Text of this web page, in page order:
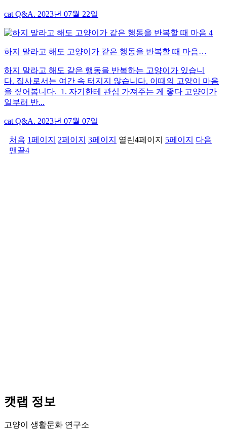
cat Q&A. 2023년 07월 22일
하지 말라고 해도 고양이가 같은 행동을 반복할 때 마음…
하지 말라고 해도 같은 행동을 반복하는 고양이가 있습니
다. 집사로서는 여간 속 터지지 않습니다. 이때의 고양이 마음
을 짚어봅니다. 1. 자기한테 관심 가져주는 게 좋다 고양이가
일부러 반...
cat Q&A. 2023년 07월 07일
처음 1페이지 2페이지 3페이지 열린4페이지 5페이지
다음
맨끝4
캣랩 정보
고양이 생활문화 연구소